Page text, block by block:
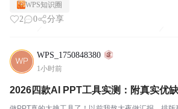
了一刀的项目经理;是那个看到你表格里有个公式...
WPS知识圈
2 0 分享
WPS_1750848380
1小时前
2026四款AI PPT工具实测：附真实优